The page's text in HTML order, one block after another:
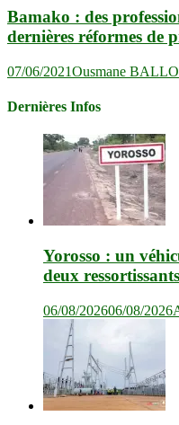
Bamako : des
dernières réformes de
07/06/2021Ousmane BALLO
Dernières Infos
Yorosso : un
deux
06/08/202606/08/2026